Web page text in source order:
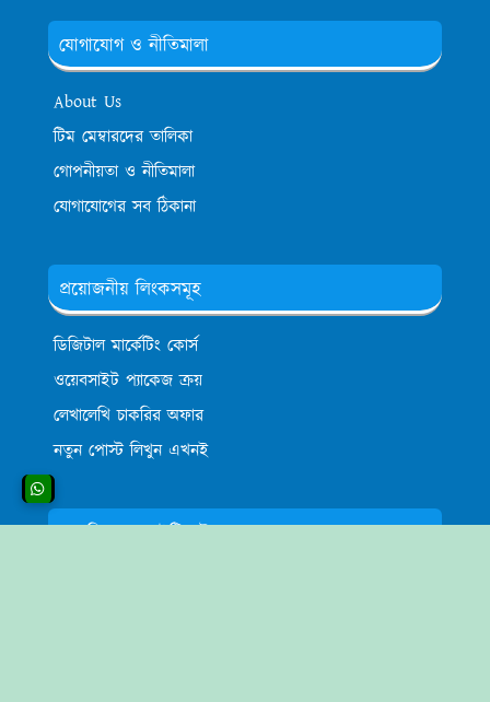
যোগাযোগ ও নীতিমালা
About Us
টিম মেম্বারদের তালিকা
গোপনীয়তা ও নীতিমালা
যোগাযোগের সব ঠিকানা
প্রয়োজনীয় লিংকসমূহ
ডিজিটাল মার্কেটিং কোর্স
ওয়েবসাইট প্যাকেজ ক্রয়
লেখালেখি চাকরির অফার
নতুন পোস্ট লিখুন এখনই